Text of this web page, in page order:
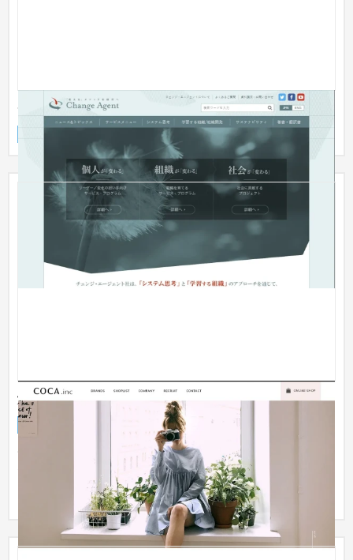
チェンジ・エージェント
女性ファッションブランド
企業サイト ファッション・アパレル 〜30万円
10代～20代・30代をターゲットにしたファッションブランドの
ため、フェミニンな雰囲気で落ち着いた可愛らしさのあるカラ